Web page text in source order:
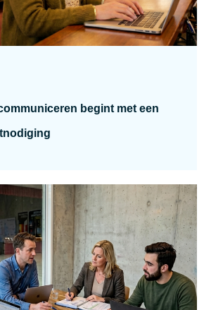
begint met een